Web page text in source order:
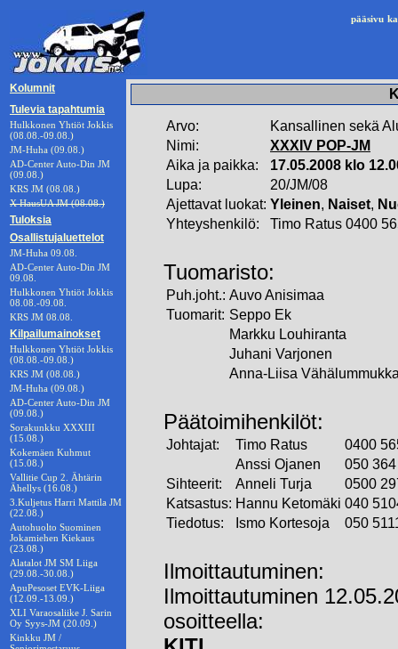
pääsivu
Kolumnit
Tulevia tapahtumia
Hulkkonen Yhtiöt Jokkis
(08.08.-09.08.)
JM-Huha (09.08.)
AD-Center Auto-Din JM
(09.08.)
KRS JM (08.08.)
X HausUA JM (08.08.)
Tuloksia
Osallistujaluettelot
JM-Huha 09.08.
AD-Center Auto-Din JM
09.08.
Hulkkonen Yhtiöt Jokkis
08.08.-09.08.
KRS JM 08.08.
Kilpailumainokset
Hulkkonen Yhtiöt Jokkis
(08.08.-09.08.)
KRS JM (08.08.)
JM-Huha (09.08.)
AD-Center Auto-Din JM
(09.08.)
Sorakunkku XXXIII
(15.08.)
Kokemäen Kuhmut
(15.08.)
Vallitie Cup 2. Ähtärin
Ähellys (16.08.)
3.Kuljetus Harri Mattila JM
(22.08.)
Autohuolto Suominen
Jokamiehen Kiekaus
(23.08.)
Alatalot JM SM Liiga
(29.08.-30.08.)
ApuPesoset EVK-Liiga
(12.09.-13.09.)
XLI Varaosaliike J. Sarin
Oy Syys-JM (20.09.)
Kinkku JM /
Arvo:
Kansallinen sekä
Nimi:
XXXIV POP-JM
Aika ja paikka:
17.05.2008 klo
Lupa:
20/JM/08
Ajettavat luokat: Yleinen, Naiset,
Yhteyshenkilö:
Timo Ratus 0400
Tuomaristo:
Puh.joht.: Auvo Anisimaa
Tuomarit: Seppo Ek
Markku Louhiranta
Juhani Varjonen
Anna-Liisa
Päätoimihenkilöt:
Johtajat: Timo Ratus
0400
Anssi Ojanen
050
Sihteerit:
Anneli Turja
0500
Katsastus: Hannu Ketomäki 040
Tiedotus:
Ismo Kortesoja 050
Ilmoittautuminen:
Ilmoittautuminen
osoitteella: